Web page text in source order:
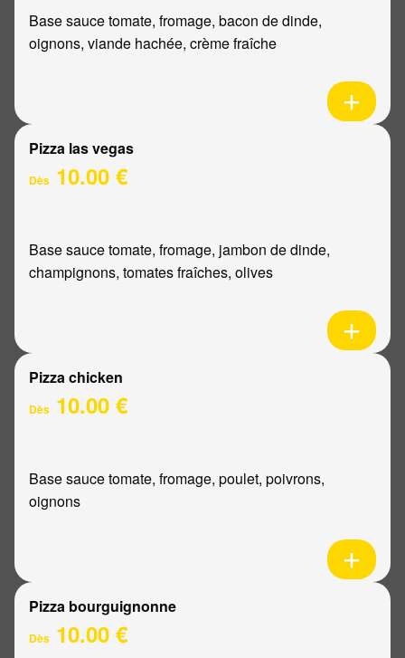
Base sauce tomate, fromage, bacon de dinde,
oignons, viande hachée, crème fraîche
Pizza las vegas
Dès 10.00 €
Base sauce tomate, fromage, jambon de dinde,
champignons, tomates fraîches, olives
Pizza chicken
Dès 10.00 €
Base sauce tomate, fromage, poulet, poivrons,
oignons
Pizza bourguignonne
Dès 10.00 €